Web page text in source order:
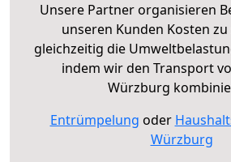
Unsere Partner organisieren
unseren Kunden Kosten
gleichzeitig die
indem wir den Transport
Würzburg
Entrümpelung oder
Würzburg